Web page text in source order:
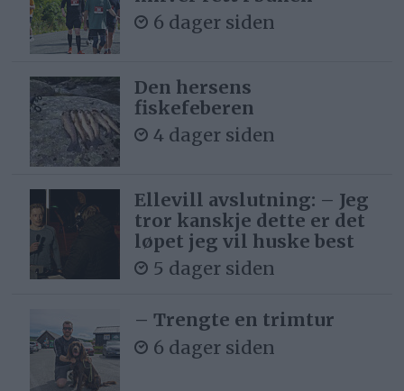
6 dager siden
Den hersens
fiskefeberen
4 dager siden
Ellevill avslutning: – Jeg
tror kanskje dette er det
løpet jeg vil huske best
5 dager siden
– Trengte en trimtur
6 dager siden